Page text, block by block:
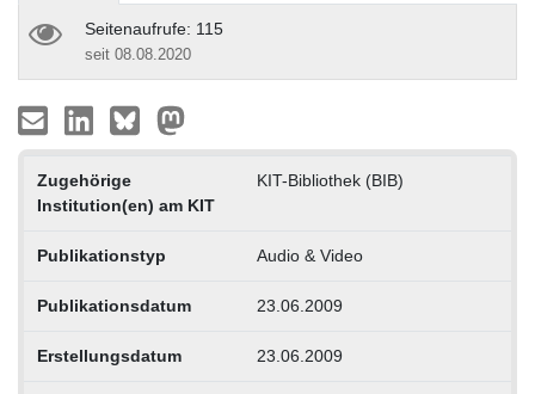
Seitenaufrufe: 115
seit 08.08.2020
Zugehörige
Institution(en) am KIT
KIT-Bibliothek (BIB)
Publikationstyp Audio & Video
Publikationsdatum 23.06.2009
Erstellungsdatum 23.06.2009